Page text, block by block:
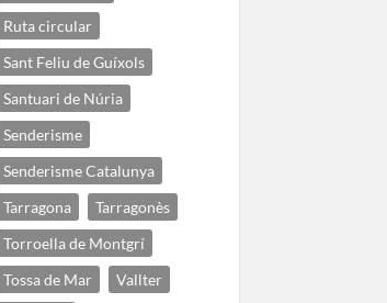
Ruta circular
Sant Feliu de Guíxols
Santuari de Núria
Senderisme
Senderisme Catalunya
Tarragona
Tarragonès
Torroella de Montgrí
Tossa de Mar
Vallter